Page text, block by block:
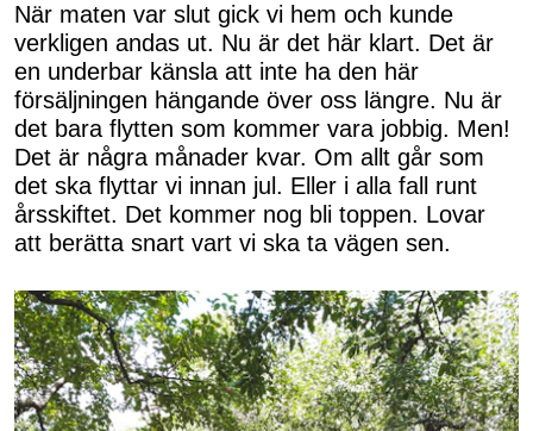
När maten var slut gick vi hem och kunde
verkligen andas ut. Nu är det här klart. Det är
en underbar känsla att inte ha den här
försäljningen hängande över oss längre. Nu är
det bara flytten som kommer vara jobbig. Men!
Det är några månader kvar. Om allt går som
det ska flyttar vi innan jul. Eller i alla fall runt
årsskiftet. Det kommer nog bli toppen. Lovar
att berätta snart vart vi ska ta vägen sen.